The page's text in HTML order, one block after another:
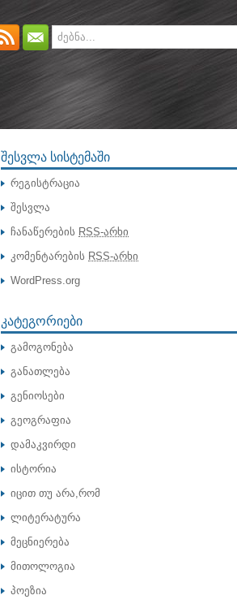
ᲨᲔᲡᲕᲚᲐ ᲡᲘᲡᲢᲔᲛᲐᲨᲘ
რეგისტრაცია
შესვლა
ჩანაწერების RSS-არხი
კომენტარების RSS-არხი
WordPress.org
ᲙᲐᲢᲔᲒᲝᲠᲘᲔᲑᲘ
გამოგონება
განათლება
გენიოსები
გეოგრაფია
დამაკვირდი
ისტორია
იცით თუ არა,რომ
ლიტერატურა
მეცნიერება
მითოლოგია
პოეზია